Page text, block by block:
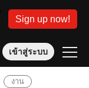
Sign up now!
เข้าสู่ระบบ
งาน